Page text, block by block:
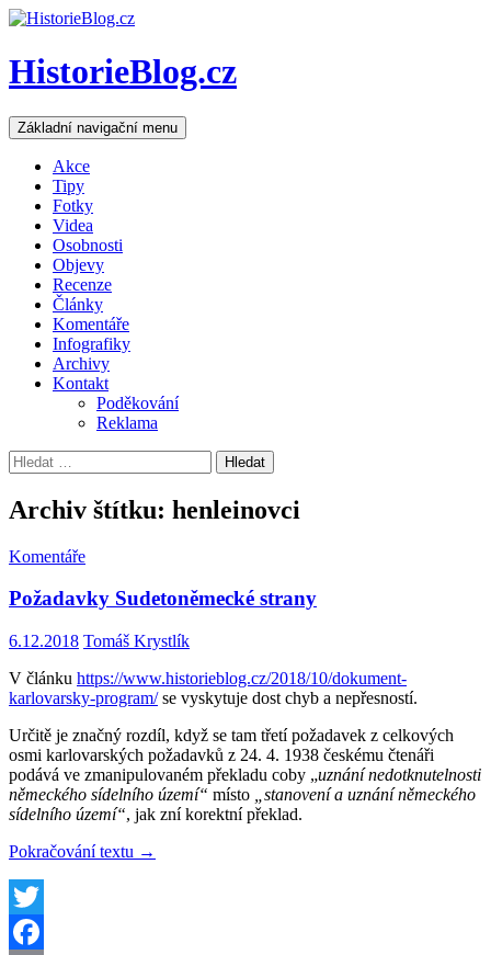
HistorieBlog.cz
Hledat
Základní navigační menu Přejít
k
Akce
Tipy
Fotky
Videa
Osobnosti
Objevy
Recenze
Články
Komentáře
Infografiky
Archivy
Kontakt
Poděkování
Reklama
Vyhledávání
Archiv štítku: henleinovci
Komentáře
Požadavky Sudetoněmecké strany
6.12.2018 Tomáš Krystlík
V článku https://www.historieblog.cz/2018/10/dokument-
karlovarsky-program/se vyskytuje dost chyb a nepřesností.
Určitě je značný rozdíl, když se tam třetí požadavek z celkových
osmi karlovarských požadavků z 24. 4. 1938 českému čtenáři
podává ve zmanipulovaném překladu coby „uznání nedotknutelnosti
německého sídelního území“ místo
„stanovení a uznání německého
sídelního území“, jak zní korektní překlad.
Pokračování textu Požadavky
→
Twitter